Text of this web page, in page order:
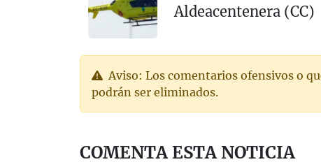
Aldeacentenera (CC)
Aviso: Los comentarios ofensivos o
podrán ser eliminados.
COMENTA ESTA NOTICIA